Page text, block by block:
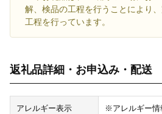
解、検品の工程を行うことにより
工程を行っています。
返礼品詳細・お申込み・配送
アレルギー表示
※アレルギー情